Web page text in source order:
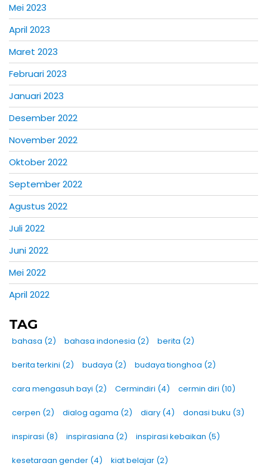
Mei 2023
April 2023
Maret 2023
Februari 2023
Januari 2023
Desember 2022
November 2022
Oktober 2022
September 2022
Agustus 2022
Juli 2022
Juni 2022
Mei 2022
April 2022
TAG
bahasa (2) bahasa indonesia (2) berita (2)
berita terkini (2) budaya (2) budaya tionghoa (2)
cara mengasuh bayi (2) Cermindiri (4) cermin diri (10)
cerpen (2) dialog agama (2) diary (4) donasi buku (3)
inspirasi (8) inspirasiana (2) inspirasi kebaikan (5)
kesetaraan gender (4) kiat belajar (2)